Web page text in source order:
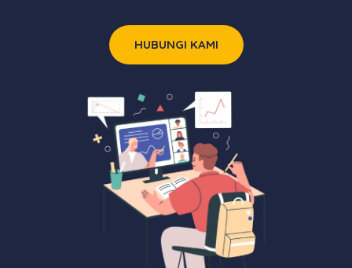
HUBUNGI KAMI